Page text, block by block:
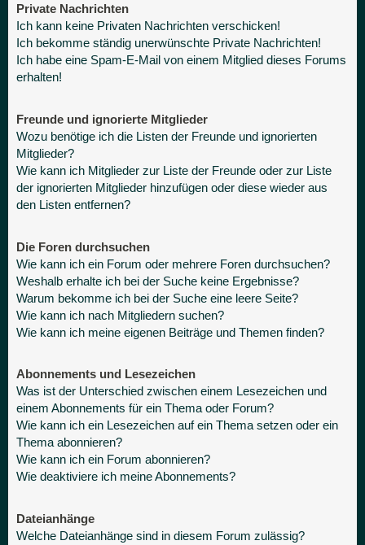
Private Nachrichten
Ich kann keine Privaten Nachrichten verschicken!
Ich bekomme ständig unerwünschte Private Nachrichten!
Ich habe eine Spam-E-Mail von einem Mitglied dieses Forums
erhalten!
Freunde und ignorierte Mitglieder
Wozu benötige ich die Listen der Freunde und ignorierten
Mitglieder?
Wie kann ich Mitglieder zur Liste der Freunde oder zur Liste
der ignorierten Mitglieder hinzufügen oder diese wieder aus
den Listen entfernen?
Die Foren durchsuchen
Wie kann ich ein Forum oder mehrere Foren durchsuchen?
Weshalb erhalte ich bei der Suche keine Ergebnisse?
Warum bekomme ich bei der Suche eine leere Seite?
Wie kann ich nach Mitgliedern suchen?
Wie kann ich meine eigenen Beiträge und Themen finden?
Abonnements und Lesezeichen
Was ist der Unterschied zwischen einem Lesezeichen und
einem Abonnements für ein Thema oder Forum?
Wie kann ich ein Lesezeichen auf ein Thema setzen oder ein
Thema abonnieren?
Wie kann ich ein Forum abonnieren?
Wie deaktiviere ich meine Abonnements?
Dateianhänge
Welche Dateianhänge sind in diesem Forum zulässig?